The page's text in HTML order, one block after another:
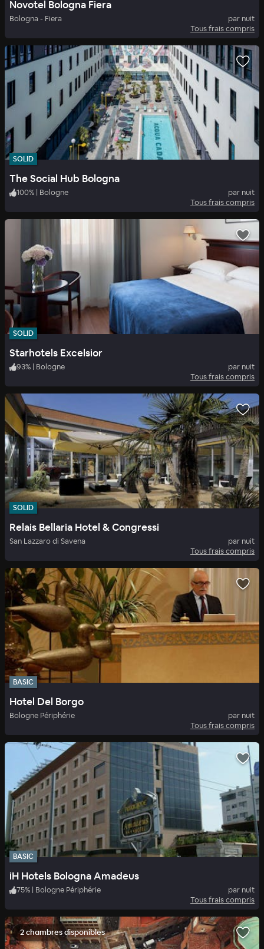
Novotel Bologna Fiera
Bologna - Fiera
par nuit
Tous frais compris
SOLID
The Social Hub Bologna
100% Bologne
par nuit
Tous frais compris
SOLID
Starhotels Excelsior
93% | Bologne
par nuit
Tous frais compris
SOLID
Relais Bellaria Hotel & Congressi
San Lazzaro di Savena
par nuit
Tous frais compris
BASIC
Hotel Del Borgo
Bologne Périphérie
par nuit
Tous frais compris
BASIC
iH Hotels Bologna Amadeus
75% | Bologne Périphérie
par nuit
Tous frais compris
2 chambres disponibles